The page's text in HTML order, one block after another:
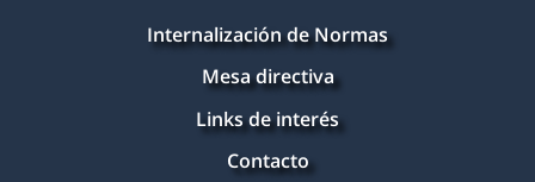
Internalización de Normas
Mesa directiva
Links de interés
Contacto